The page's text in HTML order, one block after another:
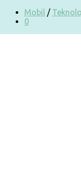
Mobil /
0